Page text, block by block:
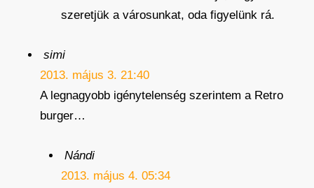
szeretjük a városunkat, oda figyelünk rá.
simi
2013. május 3. 21:40
A legnagyobb igénytelenség szerintem a Retro
burger…
Nándi
2013. május 4. 05:34